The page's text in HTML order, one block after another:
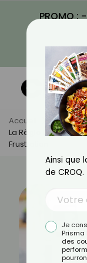
PROMO :
Accueil Actus
La Règle Des 80/20
Frustration
Ainsi que
de CROQ.
Je
Prisma
des